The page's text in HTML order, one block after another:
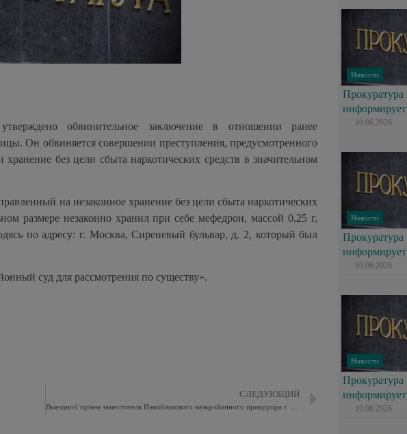
обвинительное заключение в отношении ранее
Он обвиняется совершении преступления, предусмотренного
без цели сбыта наркотических средств в значительном
на незаконное хранение без цели сбыта наркотических
размере незаконно хранил при себе мефедрон, массой 0,25 г,
по адресу: г. Москва, Сиреневый бульвар, д. 2, который был
суд для рассмотрения по существу».
СЛЕДУЮЩИЙ
Новости
Прокуратура
информирует
10.06.2026
Новости
Прокуратура
информирует
10.06.2026
Новости
Прокуратура
информирует
10.06.2026